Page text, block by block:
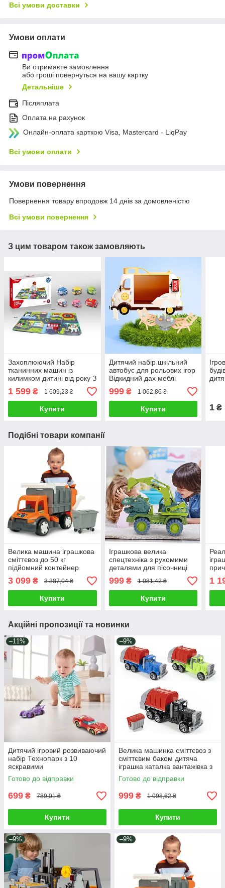
Всі умови доставки
Умови оплати
Ви отримаєте замовлення
або гроші повернуться на вашу картку
Детальніше
Післяплата
Оплата на рахунок
Онлайн-оплата карткою Visa, Mastercard - LiqPay
Всі умови оплати
Умови повернення
Повернення товару впродовж 14 днів за домовленістю
Всі умови повернення
З цим товаром також замовляють
Захоплюючий Набір
тканинних машин із
килимком дитині від року З
пищалкою що гримлять і
шелестять елементами
1 599 ₴ 1 609,23 ₴
Купити
Дитячий набір шкільний
автобус для рольових ігор
Відкидний дах меблі
бібліотека іграшки футбол
майданчик
999₴ 1 062,86 ₴
Купити 1 ₴
Подібні товари компанії
Велика машина іграшкова
сміттєвоз до 50 кг
підйомний контейнер
гігант для вивезення
сміття
3 099 ₴ 3 387,04 ₴
Купити
Іграшкова велика
спецтехніка з рухомими
деталями для пісочниці
Яскрава міцна машинка
динозавр 44 см для дітей
999₴ 1 081,42 ₴
Купити
1
Акційні пропозиції та новинки
–11%
Дитячий ігровий розвиваючий
набір Технопарк з 10
яскравими
металопластиковими
деталізованими машинками
Готово до відправки
699 ₴ 789,01 ₴
Купити
–9%
Велика машинка сміттєвоз з
сміттєвим баком дитяча
іграшка каталка вантажівка з
кузовом для активних ігор 3
кольори
Готово до відправки
999 ₴ 1 098,62 ₴
Купити
–9% –9%